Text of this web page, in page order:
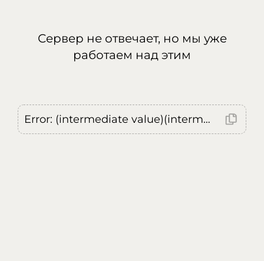
Сервер не отвечает, но мы уже
работаем над этим
Error: (intermediate value)(intermediate value)(intermediate value).replaceAll is not a function